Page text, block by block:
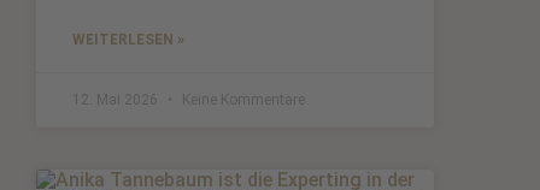
WEITERLESEN »
12. Mai 2026 Keine Kommentare